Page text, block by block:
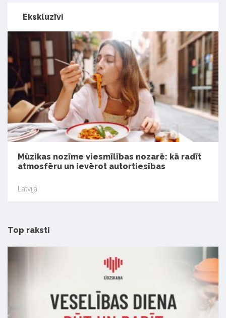
Ekskluzīvi
Mūzikas nozīme viesmīlības nozarē: kā radīt
atmosfēru un ievērot autortiesības
Latvijā
Top raksti